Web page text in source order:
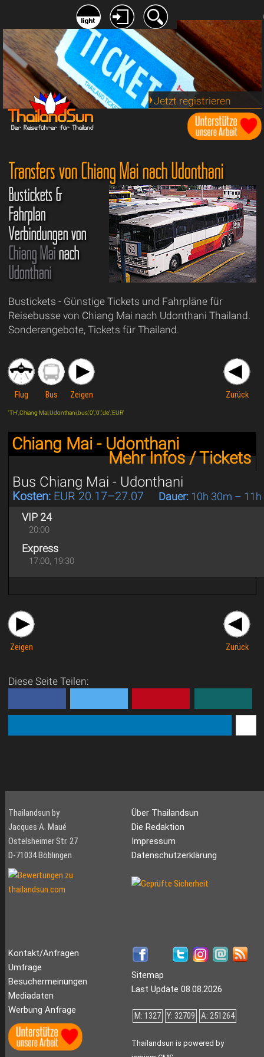
Jetzt registrieren
Transfers von Chiang Mai nach Udonthani
Bustickets &
Fahrplan
Verbindungen von
Chiang Mainach
Udonthani
Bustickets - Günstige Tickets und Fahrpläne für
Reisebusse von Chiang Mai nach Udonthani Thailand.
Sonderangebote, Tickets für Thailand.
Flug Bus Zeigen Zurück
'TH',Chiang Mai,Udonthani,bus,'0','0','de','EUR'
Chiang Mai - Udonthani
Mehr Infos / Tickets
Bus Chiang Mai - Udonthani
Kosten:EUR 20.17–27.07 Dauer:10h 30m – 11h
VIP 24
20:00
Express
17:00, 19:30
Zeigen Zurück
Diese Seite Teilen:
Thailandsun by
Jacques A. Maué
Ostelsheimer Str. 27
D-71034 Böblingen
Über Thailandsun
Die Redaktion
Impressum
Datenschutzerklärung
Kontakt/Anfragen
Umfrage
Besuchermeinungen
Mediadaten
Werbung Anfrage
Sitemap
Last Update 08.08.2026
M: 1327 Y: 32709 A: 251264
Thailandsun is powered by